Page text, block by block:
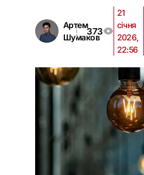
Артем
Шумаков
373
21
січня
2026,
22:56